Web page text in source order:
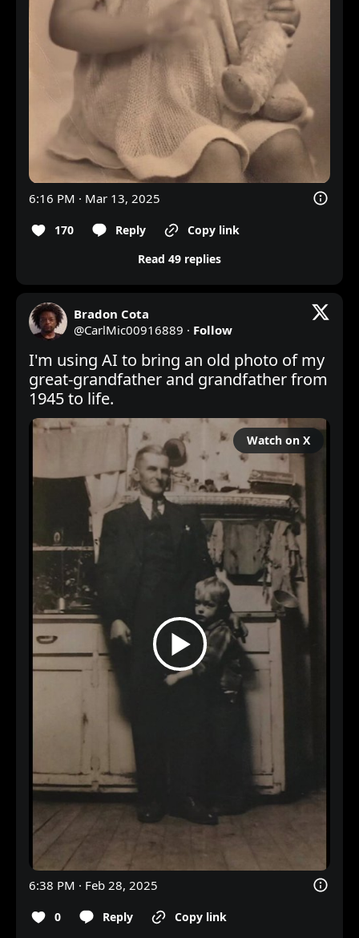
6:16 PM · Mar 13, 2025
170 Reply
Copy link
Read 49 replies
Bradon Cota
@CarlMic00916889 · Follow
I'm using AI to bring an old photo of my
great-grandfather and grandfather from
1945 to life.
Watch on X
6:38 PM · Feb 28, 2025
0 Reply
Copy link